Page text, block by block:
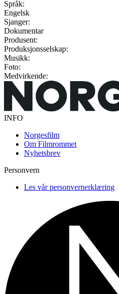
Språk:
Engelsk
Sjanger:
Dokumentar
Produsent:
Produksjonsselskap:
Musikk:
Foto:
Medvirkende:
INFO
Norgesfilm
Om Filmrommet
Nyhetsbrev
Personvern
Les vår personvernerklæring